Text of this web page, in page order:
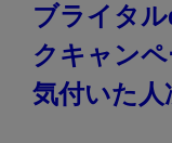
ブライタ
クキャン
気付いた人